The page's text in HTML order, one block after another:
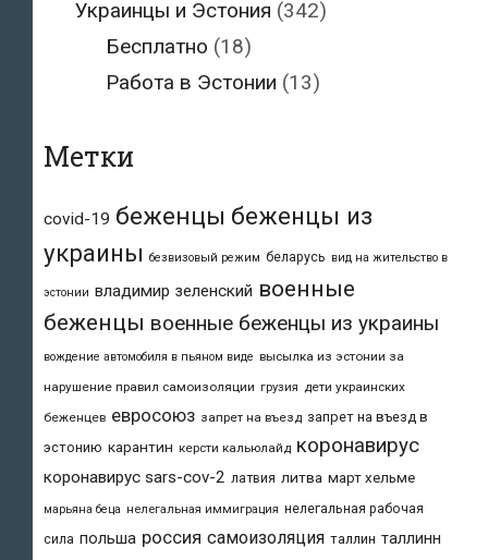
Украинцы и Эстония (342)
Бесплатно (18)
Работа в Эстонии (13)
Метки
covid-19 беженцы беженцы из
украины безвизовый режим беларусь вид на жительство в
эстонии владимир зеленский военные
беженцы военные беженцы из украины
вождение автомобиля в пьяном виде высылка из эстонии за
нарушение правил самоизоляции грузия дети украинских
беженцев евросоюз запрет на въезд запрет на въезд в
эстонию карантин керсти кальюлайд коронавирус
коронавирус sars-cov-2 латвия литва март хельме
марьяна беца нелегальная иммиграция нелегальная рабочая
сила польша россия самоизоляция таллин таллинн